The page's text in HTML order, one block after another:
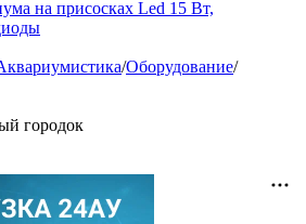
на присосках Led 15 Вт,
/Оборудование/
городок